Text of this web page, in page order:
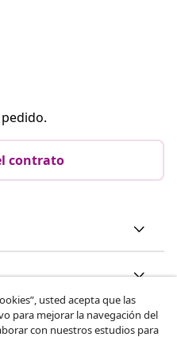
contrato
usted acepta que las
para mejorar la navegación del
con nuestros estudios para